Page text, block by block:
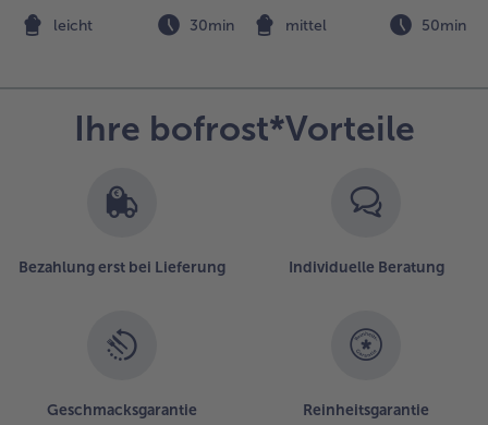
und Granatapfel
leicht 30min mittel 50min
Ihre bofrost*Vorteile
Bezahlung erst bei Lieferung Individuelle Beratung
Geschmacksgarantie Reinheitsgarantie